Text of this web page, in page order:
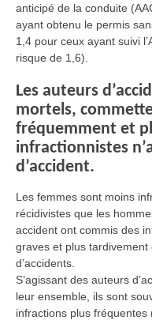
anticipé de la conduite
ayant obtenu le permis
1,4 pour ceux ayant suivi
risque de 1,6).
Les auteurs
mortels,
fréquemment et
infractionnistes
d’accident.
Les femmes sont moins
récidivistes que les
accident ont commis des
graves et plus tardivement
d’accidents.
S’agissant des auteurs
leur ensemble, ils sont
infractions plus